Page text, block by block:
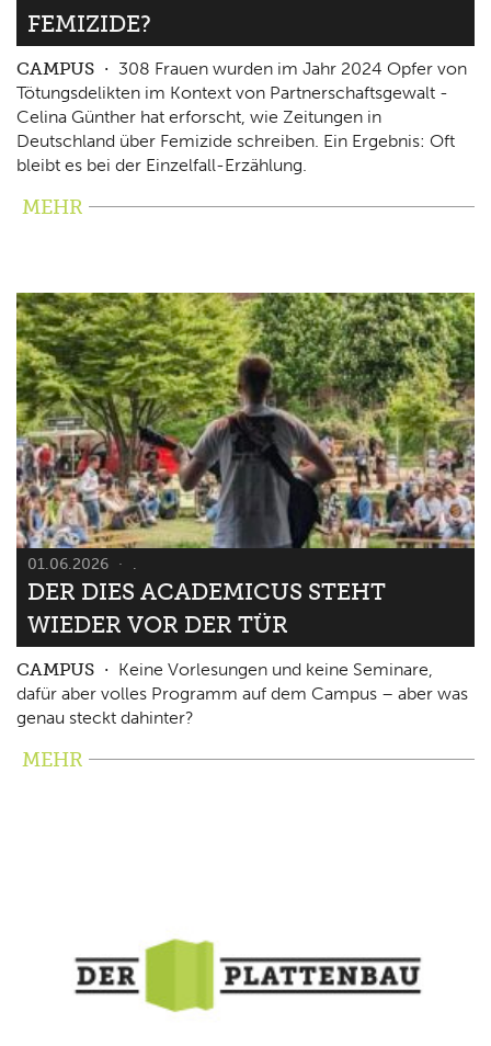
FEMIZIDE?
CAMPUS
308 Frauen wurden im Jahr 2024 Opfer von
Tötungsdelikten im Kontext von Partnerschaftsgewalt -
Celina Günther hat erforscht, wie Zeitungen in
Deutschland über Femizide schreiben. Ein Ergebnis: Oft
bleibt es bei der Einzelfall-Erzählung.
MEHR
01.06.2026 .
DER DIES ACADEMICUS STEHT
WIEDER VOR DER TÜR
CAMPUS
Keine Vorlesungen und keine Seminare,
dafür aber volles Programm auf dem Campus – aber was
genau steckt dahinter?
MEHR